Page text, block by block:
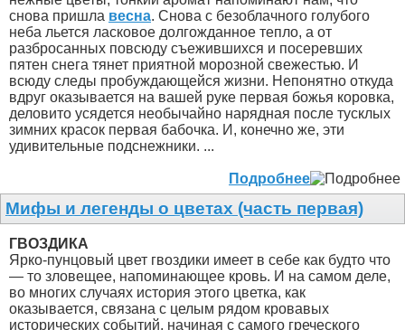
снова пришла весна. Снова с безоблачного голубого
неба льется ласковое долгожданное тепло, а от
разбросанных повсюду съежившихся и посеревших
пятен снега тянет приятной морозной свежестью. И
всюду следы пробуждающейся жизни. Непонятно откуда
вдруг оказывается на вашей руке первая божья коровка,
деловито усядется необычайно нарядная после тусклых
зимних красок первая бабочка. И, конечно же, эти
удивительные подснежники. ...
Подробнее
Мифы и легенды о цветах (часть первая)
ГВОЗДИКА
Ярко-пунцовый цвет гвоздики имеет в себе как будто что
— то зловещее, напоминающее кровь. И на самом деле,
во многих случаях история этого цветка, как
оказывается, связана с целым рядом кровавых
исторических событий, начиная с самого греческого